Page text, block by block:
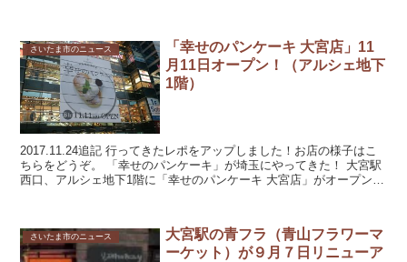
さいたま市のニュース
「幸せのパンケーキ 大宮店」11
月11日オープン！（アルシェ地下
1階）
2017.11.24追記 行ってきたレポをアップしました！お店の様子はこ
ちらをどうぞ。 「幸せのパンケーキ」が埼玉にやってきた！ 大宮駅
西口、アルシェ地下1階に「幸せのパンケーキ 大宮店」がオープンし
さいたま市のニュース
大宮駅の青フラ（青山フラワーマ
ーケット）が９月７日リニューア